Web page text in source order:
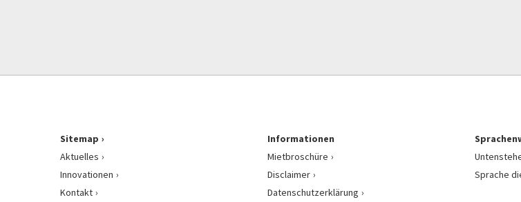
Sitemap
Aktuelles
Innovationen
Kontakt
Informationen
Mietbroschüre
Disclaimer
Datenschutzerklärung
Sprache